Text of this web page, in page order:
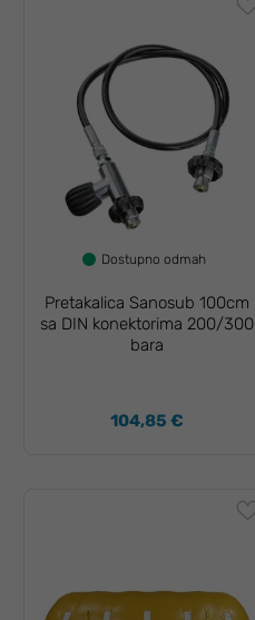
Dostupno odmah
Pretakalica Sanosub 100cm
sa DIN konektorima 200/300
bara
104,85 €